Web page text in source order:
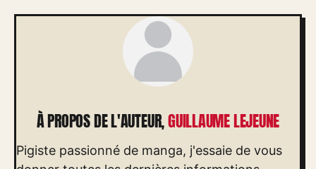
À PROPOS DE L'AUTEUR,GUILLAUME LEJEUNE
Pigiste passionné de manga, j'essaie de vous